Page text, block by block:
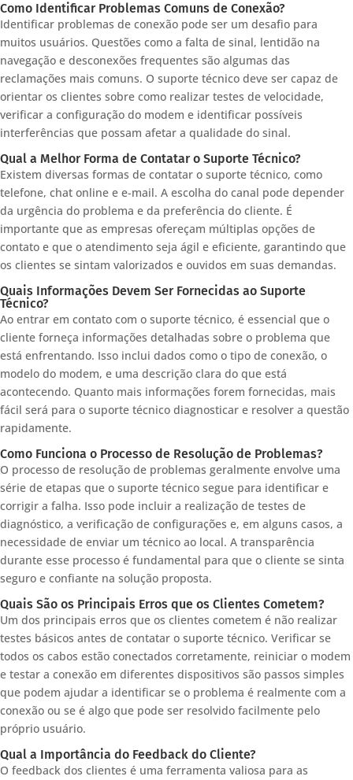
Como Identificar Problemas Comuns de Conexão?
Identificar problemas de conexão pode ser um desafio para
muitos usuários. Questões como a falta de sinal, lentidão na
navegação e desconexões frequentes são algumas das
reclamações mais comuns. O suporte técnico deve ser capaz de
orientar os clientes sobre como realizar testes de velocidade,
verificar a configuração do modem e identificar possíveis
interferências que possam afetar a qualidade do sinal.
Qual a Melhor Forma de Contatar o Suporte Técnico?
Existem diversas formas de contatar o suporte técnico, como
telefone, chat online e e-mail. A escolha do canal pode depender
da urgência do problema e da preferência do cliente. É
importante que as empresas ofereçam múltiplas opções de
contato e que o atendimento seja ágil e eficiente, garantindo que
os clientes se sintam valorizados e ouvidos em suas demandas.
Quais Informações Devem Ser Fornecidas ao Suporte
Técnico?
Ao entrar em contato com o suporte técnico, é essencial que o
cliente forneça informações detalhadas sobre o problema que
está enfrentando. Isso inclui dados como o tipo de conexão, o
modelo do modem, e uma descrição clara do que está
acontecendo. Quanto mais informações forem fornecidas, mais
fácil será para o suporte técnico diagnosticar e resolver a questão
rapidamente.
Como Funciona o Processo de Resolução de Problemas?
O processo de resolução de problemas geralmente envolve uma
série de etapas que o suporte técnico segue para identificar e
corrigir a falha. Isso pode incluir a realização de testes de
diagnóstico, a verificação de configurações e, em alguns casos, a
necessidade de enviar um técnico ao local. A transparência
durante esse processo é fundamental para que o cliente se sinta
seguro e confiante na solução proposta.
Quais São os Principais Erros que os Clientes Cometem?
Um dos principais erros que os clientes cometem é não realizar
testes básicos antes de contatar o suporte técnico. Verificar se
todos os cabos estão conectados corretamente, reiniciar o modem
e testar a conexão em diferentes dispositivos são passos simples
que podem ajudar a identificar se o problema é realmente com a
conexão ou se é algo que pode ser resolvido facilmente pelo
próprio usuário.
Qual a Importância do Feedback do Cliente?
O feedback dos clientes é uma ferramenta valiosa para as